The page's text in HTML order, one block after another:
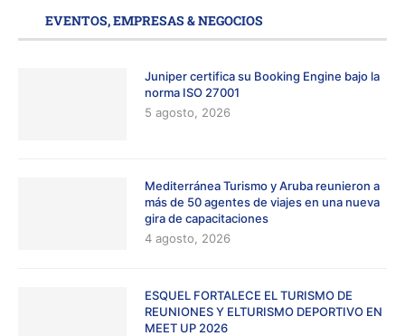
EVENTOS, EMPRESAS & NEGOCIOS
Juniper certifica su Booking Engine bajo la
norma ISO 27001
5 agosto, 2026
Mediterránea Turismo y Aruba reunieron a
más de 50 agentes de viajes en una nueva
gira de capacitaciones
4 agosto, 2026
ESQUEL FORTALECE EL TURISMO DE
REUNIONES Y ELTURISMO DEPORTIVO EN
MEET UP 2026